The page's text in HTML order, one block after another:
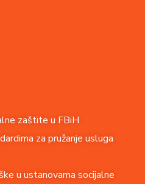
zaštite u FBiH
za pružanje usluga
u ustanovama socijalne